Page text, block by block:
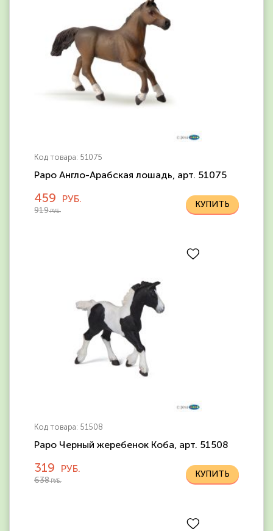
Код товара: 51075
Papo Англо-Арабская лошадь, арт. 51075
459 РУБ.
919РУБ.
Код товара: 51508
Papo Черный жеребенок Коба, арт. 51508
319 РУБ.
638РУБ.